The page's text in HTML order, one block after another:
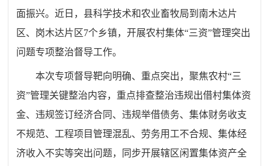
面振兴。近日，县科学技术和农业畜牧局到南木达片
区、岗木达片区7个乡镇，开展农村集体“三资”管理突出
问题专项整治督导工作。
本次专项督导靶向明确、重点突出，聚焦农村“三
资”管理关键整治内容，重点排查整治违规出借村集体资
金、违规签订经济合同、违规举借债务、集体财务收支
不规范、工程项目管理混乱、劳务用工不合规、集体经
济收入不实等突出问题，同步开展辖区闲置集体资产全